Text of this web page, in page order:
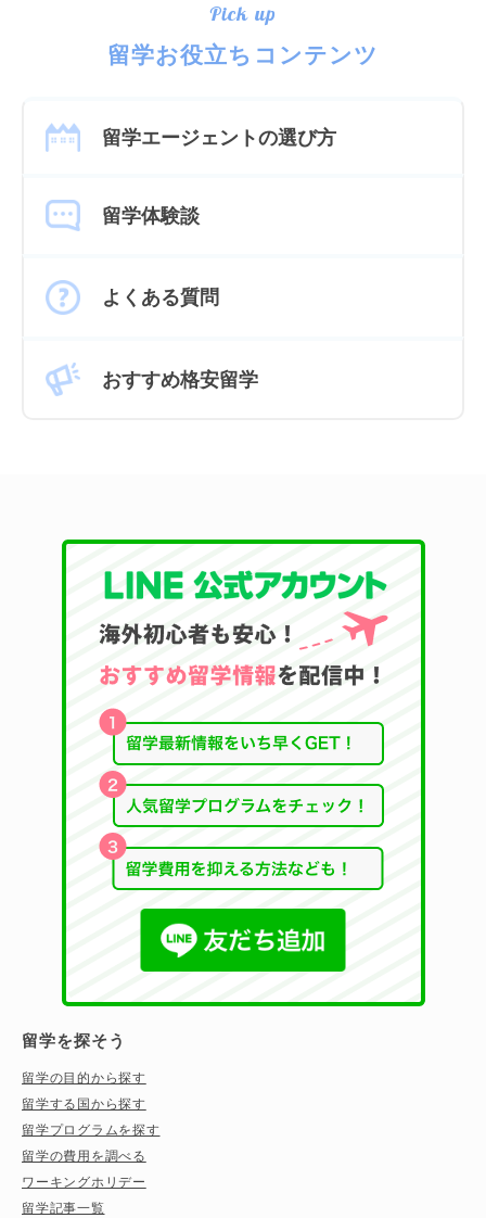
Pick up
留学お役立ちコンテンツ
留学エージェントの選び方
留学体験談
よくある質問
おすすめ格安留学
留学を探そう
留学の目的から探す
留学する国から探す
留学プログラムを探す
留学の費用を調べる
ワーキングホリデー
留学記事一覧